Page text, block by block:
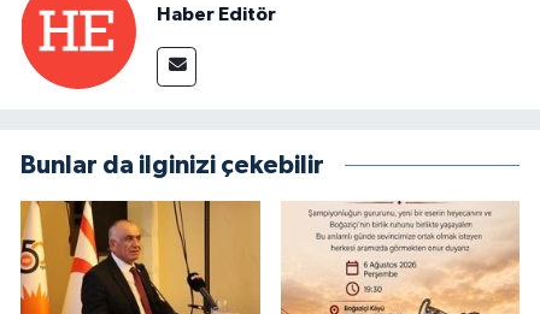
Haber Editör
Bunlar da ilginizi çekebilir